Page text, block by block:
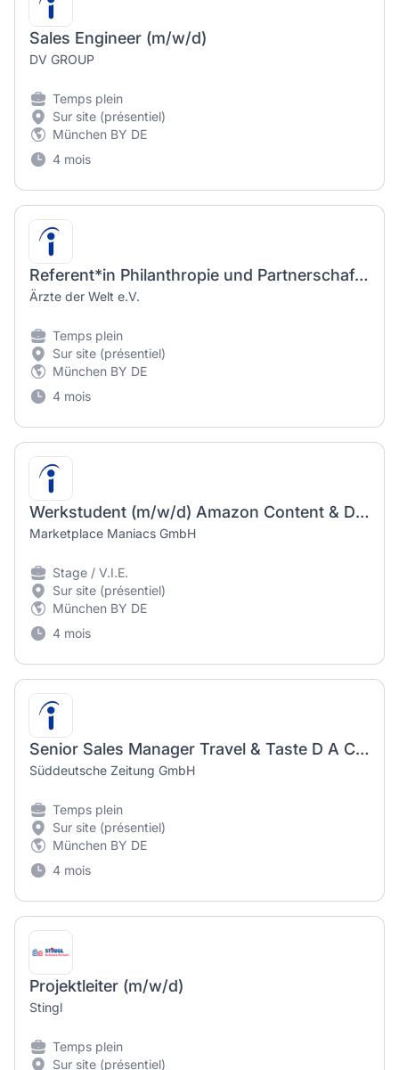
Sales Engineer (m/w/d)
DV GROUP
Temps plein
Sur site (présentiel)
München BY DE
4 mois
Referent*in Philanthropie und Partnerschaften (m/w/d)
Ärzte der Welt e.V.
Temps plein
Sur site (présentiel)
München BY DE
4 mois
Werkstudent (m/w/d) Amazon Content & Design mit Fokus Grafik & Bildbearbeitung
Marketplace Maniacs GmbH
Stage / V.I.E.
Sur site (présentiel)
München BY DE
4 mois
Senior Sales Manager Travel & Taste D A CH (m/w/d)
Süddeutsche Zeitung GmbH
Temps plein
Sur site (présentiel)
München BY DE
4 mois
Projektleiter (m/w/d)
Stingl
Temps plein
Sur site (présentiel)